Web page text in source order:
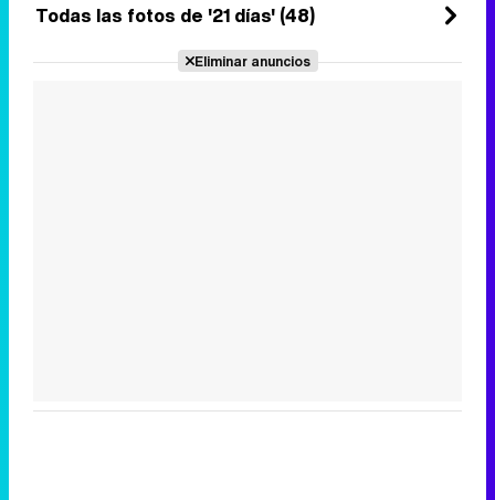
Todas las fotos de '21 días' (48)
Eliminar anuncios